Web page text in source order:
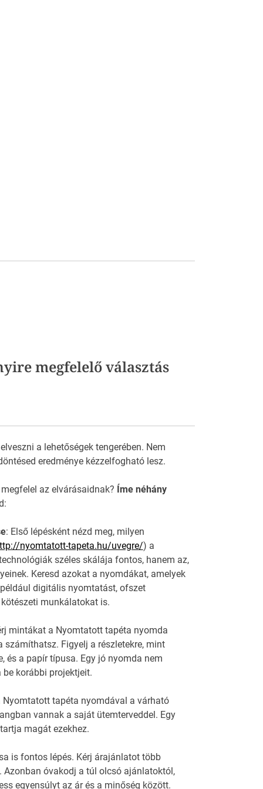
megfelelő választás
a lehetőségek tengerében. Nem
eredménye kézzelfogható lesz.
az elvárásaidnak? Íme néhány
: Első lépésként nézd meg, milyen
nyomtatott-tapeta.hu/uvegre/) a
széles skálája fontos, hanem az,
Keresd azokat a nyomdákat, amelyek
digitális nyomtatást, ofszet
munkálatokat is.
mintákat a Nyomtatott tapéta nyomda
Figyelj a részletekre, mint
és a papír típusa. Egy jó nyomda nem
korábbi projektjeit.
tapéta nyomdával a várható
vannak a saját ütemterveddel. Egy
magát ezekhez.
is fontos lépés. Kérj árajánlatot több
óvakodj a túl olcsó ajánlatoktól,
egyensúlyt az ár és a minőség között.